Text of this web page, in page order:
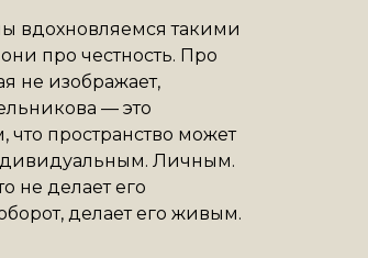
вдохновляемся такими
про честность. Про
не изображает,
— это
что пространство может
Личным.
не делает его
делает его живым.